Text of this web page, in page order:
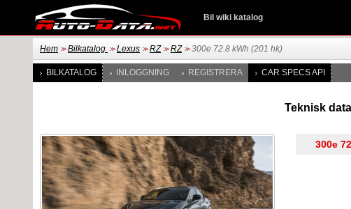
Bil wiki katalog
Hem >> Bilkatalog >> Lexus >> RZ >> RZ >> 300e 72.8 kWh (201 hk)
BILKATALOG INLOGGNING REGISTRERA CAR SPECS API
Teknisk